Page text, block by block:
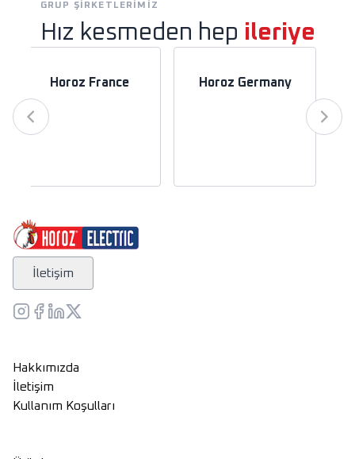
GRUP ŞIRKETLERIMIZ
Hız kesmeden hep ileriye
Horoz France Horoz Germany
İletişim
Hakkımızda
İletişim
Kullanım Koşulları